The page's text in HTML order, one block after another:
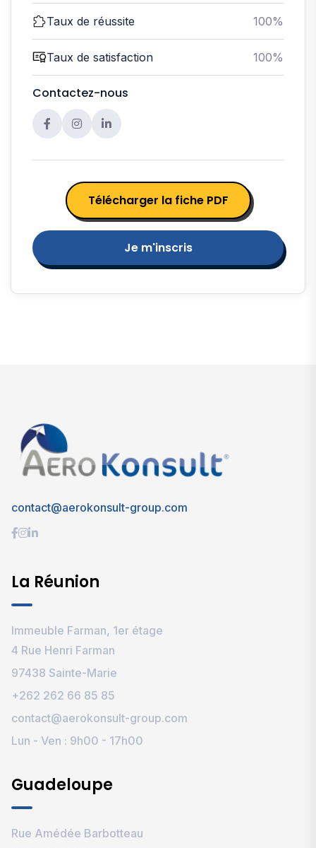
Taux de réussite 100%
Taux de satisfaction 100%
Contactez-nous
Télécharger la fiche PDF
Je m'inscris
contact@aerokonsult-group.com
La Réunion
Immeuble Farman, 1er étage
4 Rue Henri Farman
97438 Sainte-Marie
+262 262 66 85 85
contact@aerokonsult-group.com
Lun - Ven : 9h00 - 17h00
Guadeloupe
Rue Amédée Barbotteau